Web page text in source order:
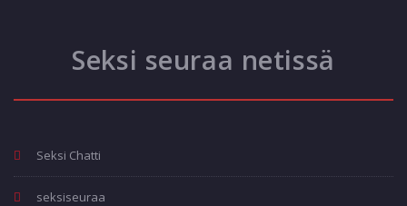
Seksi seuraa netissä
Seksi Chatti
seksiseuraa